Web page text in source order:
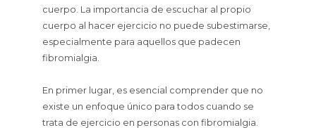
cuerpo. La importancia de escuchar al propio
cuerpo al hacer ejercicio no puede subestimarse,
especialmente para aquellos que padecen
fibromialgia.
En primer lugar, es esencial comprender que no
existe un enfoque único para todos cuando se
trata de ejercicio en personas con fibromialgia.